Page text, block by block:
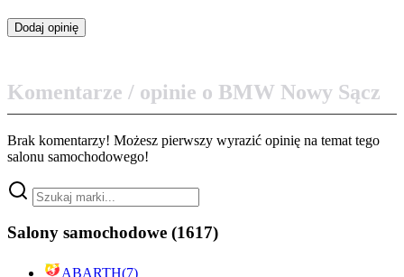
Komentarze / opinie o BMW Nowy Sącz
Brak komentarzy! Możesz pierwszy wyrazić opinię na temat tego
salonu samochodowego!
Salony samochodowe (1617)
ABARTH(7)